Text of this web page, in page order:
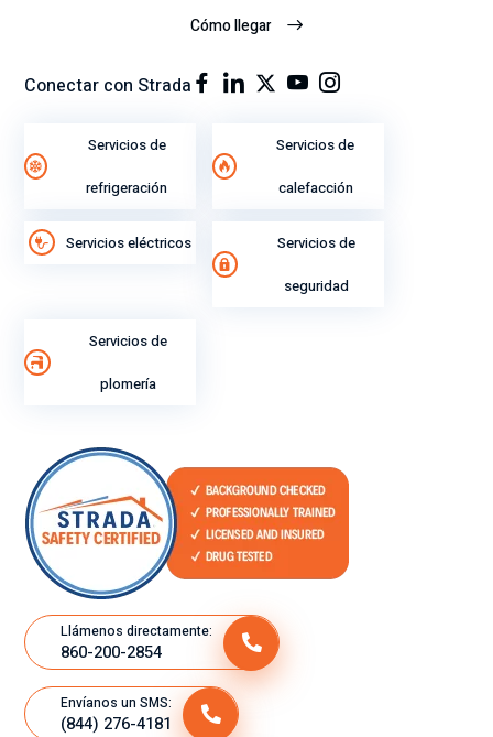
Cómo llegar
Conectar con Strada
Servicios de
refrigeración
Servicios de
calefacción
Servicios eléctricos Servicios de
seguridad
Servicios de
plomería
Llámenos directamente:
860-200-2854
Envíanos un SMS:
(844) 276-4181